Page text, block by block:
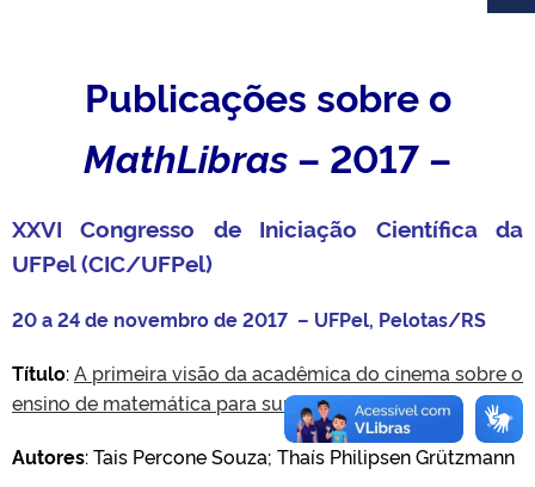
Publicações sobre o
MathLibras – 2017 –
XXVI Congresso de Iniciação Científica da
UFPel (CIC/UFPel)
20 a 24 de novembro de 2017 – UFPel, Pelotas/RS
Título:A primeira visão da acadêmica do cinema sobre o
ensino de matemática para surdos
Autores: Tais Percone Souza; Thaís Philipsen Grützmann